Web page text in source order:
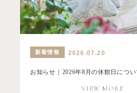
新着情報 2026.07.20
お知らせ｜2026年8月の休館日につい
VIEW MORE